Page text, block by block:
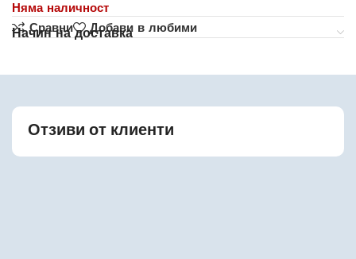
Няма наличност
Сравни
Добави в любими
Начин на доставка
Отзиви от клиенти